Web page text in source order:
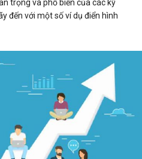
trọng và phổ biến của các kỹ
đến với một số ví dụ điển hình